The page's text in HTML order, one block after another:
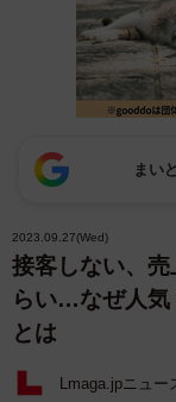
まい
2023.09.27(Wed)
接客しない、
らい…なぜ人
とは
Lmaga.jpニュー